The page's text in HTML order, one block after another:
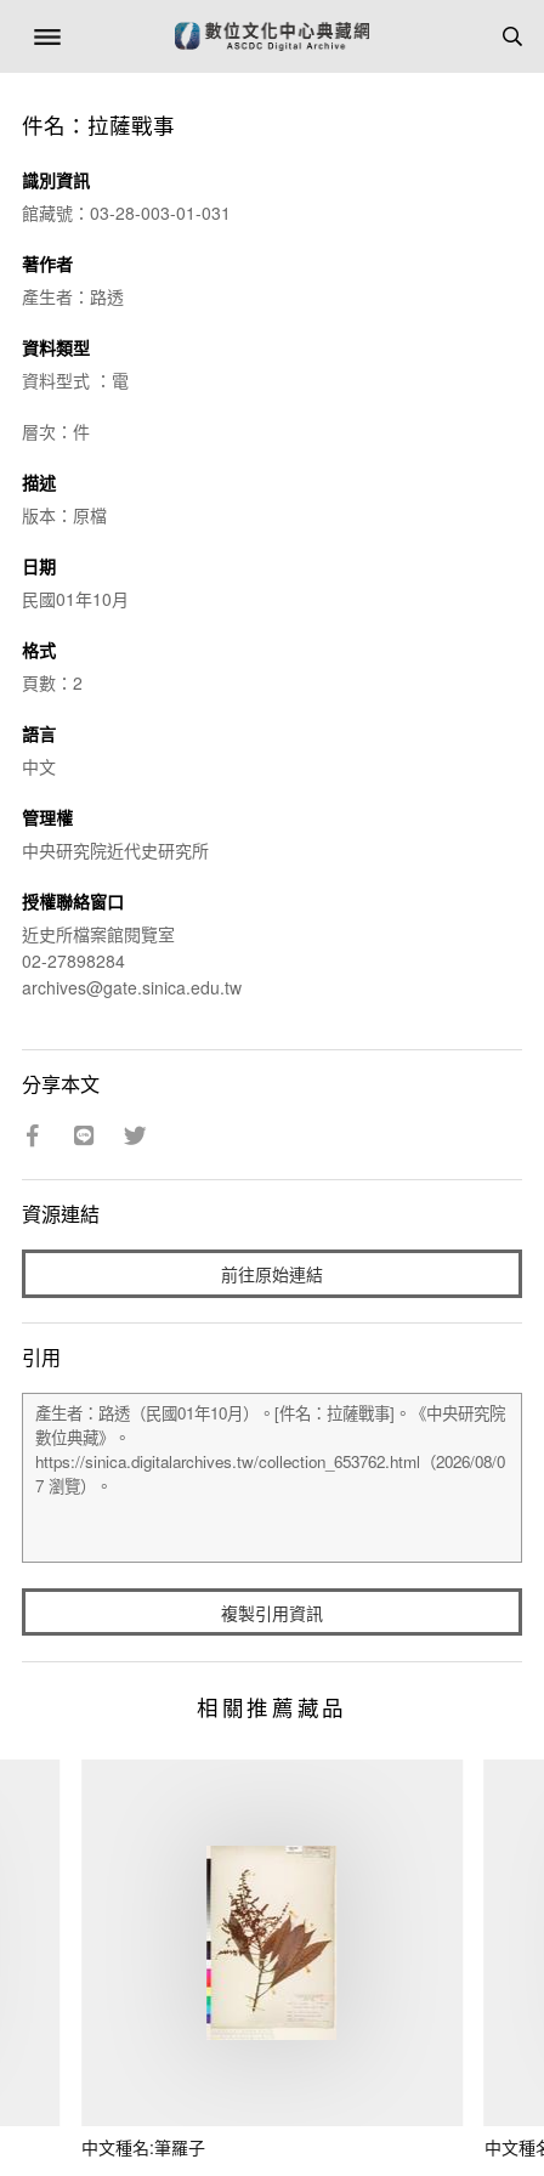
件名：拉薩戰事
識別資訊
館藏號：03-28-003-01-031
著作者
產生者：路透
資料類型
資料型式 ：電
層次：件
描述
版本：原檔
日期
民國01年10月
格式
頁數：2
語言
中文
管理權
中央研究院近代史研究所
授權聯絡窗口
近史所檔案館閱覽室
02-27898284
archives@gate.sinica.edu.tw
分享本文
資源連結
前往原始連結
引用
複製引用資訊
相關推薦藏品
中文種名:筆羅子 中文種